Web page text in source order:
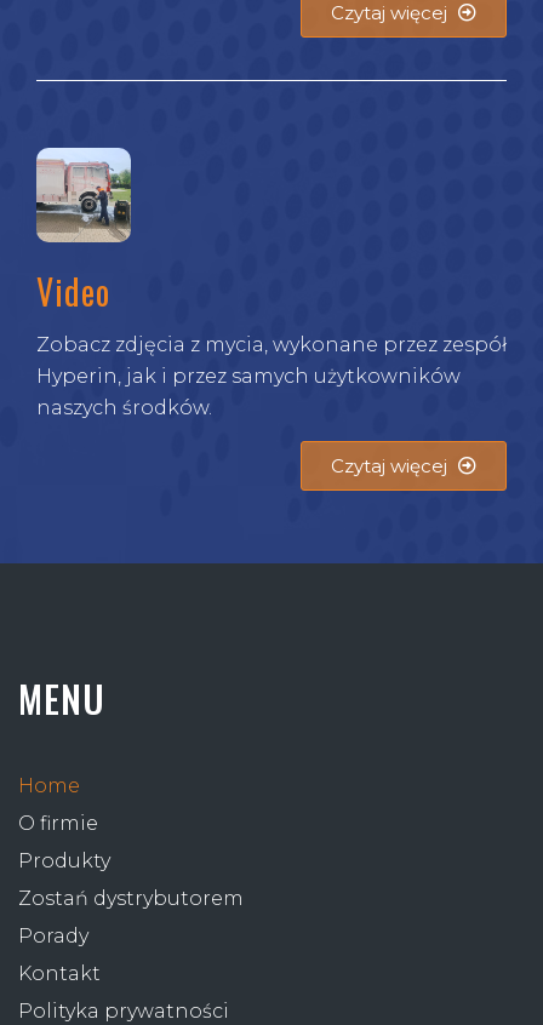
Czytaj więcej
Video
Zobacz zdjęcia z mycia, wykonane przez zespół
Hyperin, jak i przez samych użytkowników
naszych środków.
Czytaj więcej
MENU
Home
O firmie
Produkty
Zostań dystrybutorem
Porady
Kontakt
Polityka prywatności